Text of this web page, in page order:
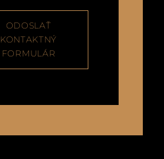
ODOSLAŤ
KONTAKTNÝ
FORMULÁR